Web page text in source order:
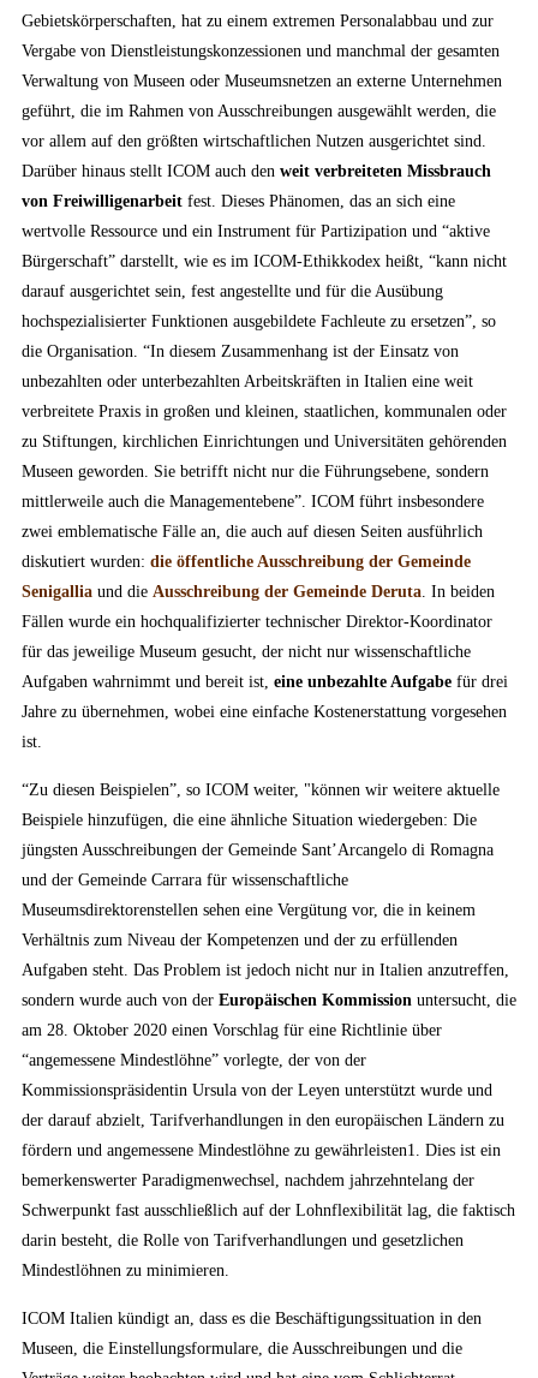
Gebietskörperschaften, hat zu einem extremen Personalabbau und zur
Vergabe von Dienstleistungskonzessionen und manchmal der gesamten
Verwaltung von Museen oder Museumsnetzen an externe Unternehmen
geführt, die im Rahmen von Ausschreibungen ausgewählt werden, die
vor allem auf den größten wirtschaftlichen Nutzen ausgerichtet sind.
Darüber hinaus stellt ICOM auch den weit verbreiteten Missbrauch
von Freiwilligenarbeitfest. Dieses Phänomen, das an sich eine
wertvolle Ressource und ein Instrument für Partizipation und “aktive
Bürgerschaft” darstellt, wie es im ICOM-Ethikkodex heißt, “kann nicht
darauf ausgerichtet sein, fest angestellte und für die Ausübung
hochspezialisierter Funktionen ausgebildete Fachleute zu ersetzen”, so
die Organisation. “In diesem Zusammenhang ist der Einsatz von
unbezahlten oder unterbezahlten Arbeitskräften in Italien eine weit
verbreitete Praxis in großen und kleinen, staatlichen, kommunalen oder
zu Stiftungen, kirchlichen Einrichtungen und Universitäten gehörenden
Museen geworden. Sie betrifft nicht nur die Führungsebene, sondern
mittlerweile auch die Managementebene”. ICOM führt insbesondere
zwei emblematische Fälle an, die auch auf diesen Seiten ausführlich
diskutiert wurden: die öffentliche Ausschreibung der Gemeinde
Senigalliaund die Ausschreibung der Gemeinde Deruta. In beiden
Fällen wurde ein hochqualifizierter technischer Direktor-Koordinator
für das jeweilige Museum gesucht, der nicht nur wissenschaftliche
Aufgaben wahrnimmt und bereit ist, eine unbezahlte Aufgabefür drei
Jahre zu übernehmen, wobei eine einfache Kostenerstattung vorgesehen
ist.
“Zu diesen Beispielen”, so ICOM weiter, "können wir weitere aktuelle
Beispiele hinzufügen, die eine ähnliche Situation wiedergeben: Die
jüngsten Ausschreibungen der Gemeinde Sant’Arcangelo di Romagna
und der Gemeinde Carrara für wissenschaftliche
Museumsdirektorenstellen sehen eine Vergütung vor, die in keinem
Verhältnis zum Niveau der Kompetenzen und der zu erfüllenden
Aufgaben steht. Das Problem ist jedoch nicht nur in Italien anzutreffen,
sondern wurde auch von der Europäischen Kommissionuntersucht, die
am 28. Oktober 2020 einen Vorschlag für eine Richtlinie über
“angemessene Mindestlöhne” vorlegte, der von der
Kommissionspräsidentin Ursula von der Leyen unterstützt wurde und
der darauf abzielt, Tarifverhandlungen in den europäischen Ländern zu
fördern und angemessene Mindestlöhne zu gewährleisten1. Dies ist ein
bemerkenswerter Paradigmenwechsel, nachdem jahrzehntelang der
Schwerpunkt fast ausschließlich auf der Lohnflexibilität lag, die faktisch
darin besteht, die Rolle von Tarifverhandlungen und gesetzlichen
Mindestlöhnen zu minimieren.
ICOM Italien kündigt an, dass es die Beschäftigungssituation in den
Museen, die Einstellungsformulare, die Ausschreibungen und die